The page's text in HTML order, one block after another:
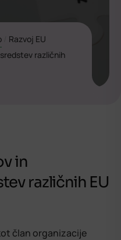
Razvoj EU
različnih
in
različnih EU
član organizacije